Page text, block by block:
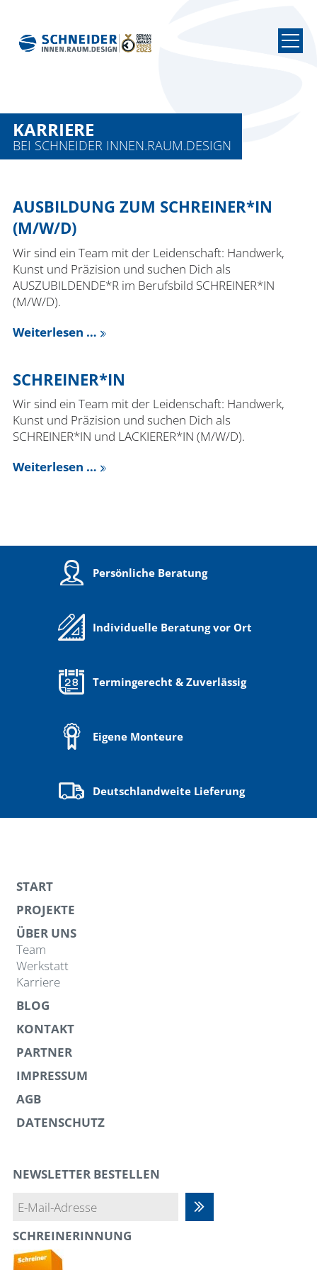
info@schneider-raum.de
Suche
ÜBER UNS
Team
KARRIERE
BEI SCHNEIDER INNEN.RAUM.DESIGN
AUSBILDUNG ZUM SCHREINER*IN
(M/W/D)
Wir sind ein Team mit der Leidenschaft: Handwerk,
Kunst und Präzision und suchen Dich als
AUSZUBILDENDE*R im Berufsbild SCHREINER*IN
(M/W/D).
Weiterlesen …
SCHREINER*IN
Wir sind ein Team mit der Leidenschaft: Handwerk,
Kunst und Präzision und suchen Dich als
SCHREINER*IN und LACKIERER*IN (M/W/D).
Weiterlesen …
Persönliche Beratung
Individuelle Beratung vor Ort
Termingerecht & Zuverlässig
Eigene Monteure
Deutschlandweite Lieferung
START
PROJEKTE
ÜBER UNS
Team
Werkstatt
Karriere
BLOG
KONTAKT
PARTNER
IMPRESSUM
AGB
DATENSCHUTZ
NEWSLETTER BESTELLEN
Abonnieren
SCHREINERINNUNG